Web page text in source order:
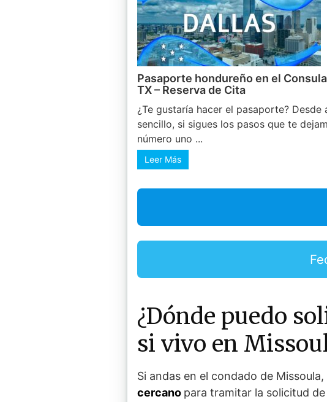
Pasaporte hondureño en el
TX – Reserva de Cita
¿Te gustaría hacer el pasaporte? Desde
sencillo, si sigues los pasos que te
número uno ...
Leer Más
¿Dónde puedo
si vivo en
Si andas en el condado de Missoula,
cercano para tramitar la solicitud